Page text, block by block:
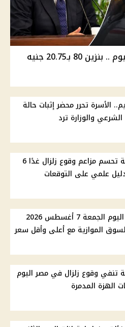
أسعار الوقود في مصر اليوم .. بنزين 80 بـ20.75 جنيه
الـ4% ريم.. الأسرة تحرر محضر إثبات حالة
والوزارة ترد
البحوث الفلكية تحسم مزاعم وقوع زلزال غدًا 6
علمي على التوقعات
أسعار الدولار اليوم الجمعة 7 أغسطس 2026
الموازية مع أعلى وأقل سعر
تنفي وقوع زلزال في مصر اليوم
الهزة المدمرة